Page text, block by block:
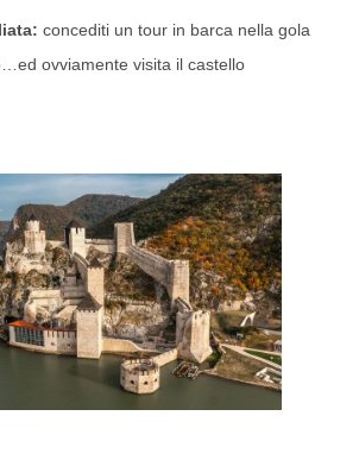
concediti un tour in barca nella gola
ovviamente visita il castello